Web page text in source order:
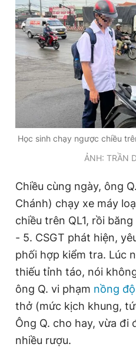
Đọc Thanh Niên trên điện
Theo dõi báo trên
0906 645 777
Quảng cáo RSS
Phó tổng biên tập thường trực:
Phó tổng biên tập: Lâm Hiếu
Phó tổng biên tập: Trần Việt
Tổng thư ký tòa soạn: Đức Trung
Giấy phép xuất bản số 110/GP -
© 2003-2026 Bản quyền thuộc
chép dưới mọi hình thức nếu
bản. Phát triển bởi ePi
Học sinh chạy ngược chiều
ẢNH: TRẦN
Chiều cùng ngày, ông
Chánh) chạy xe máy
chiều trên QL1, rồi
- 5. CSGT phát hiện,
phối hợp kiểm tra. Lúc
thiếu tỉnh táo, nói
ông Q. vi phạm nồng
thở (mức kịch khung,
Ông Q. cho hay, vừa đi
nhiều rượu.